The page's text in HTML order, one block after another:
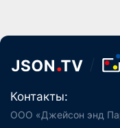
Контакты:
ООО «Джейсон энд